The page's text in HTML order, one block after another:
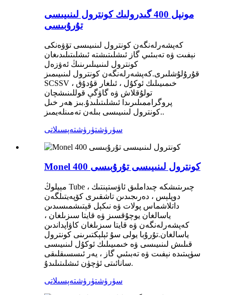
مونېل 400 گىدرولىك كونترول لىنىيىسى
تۇرۇبىسى
كەپشەرلەنگەن كونترول لىنىيىسى تۆۋەنكى
نېفىت ۋە تەبىئىي گاز ئىشلىتىشتە ئىشلىتىلىدىغان
كونترول لىنىيىلىرىنىڭ ئەۋزەل
قۇرۇلۇشلىرى.كەپشەرلەنگەن كونترول لىنىيىمىز
SCSSV ، خىمىيىلىك ئوكۇل ، ئىلغار قۇدۇق
تولۇقلاش ۋە گاۋگې قوللىنىشچان
پروگراممىلىرىدا ئىشلىتىلىدۇ.بىز ھەر خىل
كونترول لىنىيىسى بىلەن تەمىنلەيمىز..
سۈرۈشتۈرۈشتەپسىلاتى
Monel 400 كونترول لىنىيىسى تۇرۇبىسى
مېيلوڭ Tube چىرىتىشكە چىداملىق ئاۋستېنتىك ،
دوپلېس ، دەرىجىدىن تاشقىرى كۆپەيتىلگەن
داتلاشماس پولات ۋە نىكېل قېتىشمىسىدىن
ياسالغان يوچۇقسىز ۋە قايتا سىزىلغان ،
كەپشەرلەنگەن ۋە قايتا سىزىلغان كاۋاپداندىن
ياسالغان.تۇرۇبا يولى سۇ ئېلېكتىرىنى كونترول
قىلىش لىنىيىسى ۋە خىمىيىلىك ئوكۇل لىنىيىسى
سۈپىتىدە نېفىت ۋە تەبىئىي گاز ، يەر ئىسسىقلىقى
سانائىتى ئۈچۈن ئىشلىتىلىدۇ.
سۈرۈشتۈرۈشتەپسىلاتى